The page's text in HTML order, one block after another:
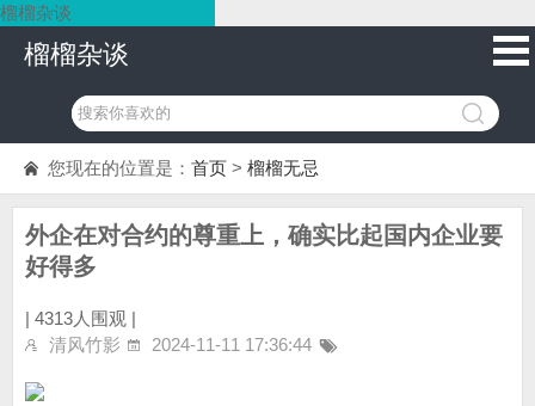
榴榴杂谈
榴榴杂谈
您现在的位置是： 首页 > 榴榴无忌
外企在对合约的尊重上，确实比起国内企业要
好得多
| 4313人围观 |
清风竹影
2024-11-11 17:36:44